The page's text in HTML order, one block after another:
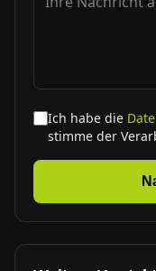
Ich habe die
stimme der